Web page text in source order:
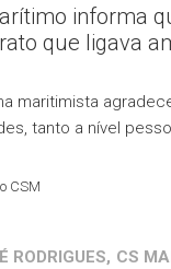
informa
que ligava
maritimista
tanto a nível
CSM
RODRIGUES, CS